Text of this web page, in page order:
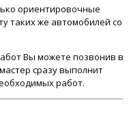
ориентировочные
таких же автомобилей со
Вы можете позвонив в
, мастер сразу выполнит
работ.